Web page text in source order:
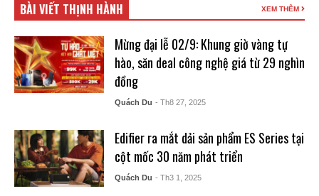
BÀI VIẾT THỊNH HÀNH XEM THÊM
Mừng đại lễ 02/9: Khung giờ vàng tự
hào, săn deal công nghệ giá từ 29 nghìn
đồng
Quách Du - Th8 27, 2025
Edifier ra mắt dải sản phẩm ES Series tại
cột mốc 30 năm phát triển
Quách Du - Th3 1, 2025